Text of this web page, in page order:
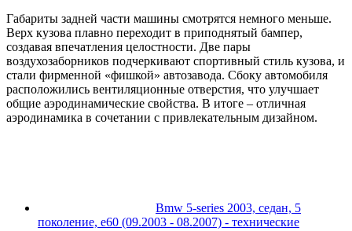
Габариты задней части машины смотрятся немного меньше.
Верх кузова плавно переходит в приподнятый бампер,
создавая впечатления целостности. Две пары
воздухозаборников подчеркивают спортивный стиль кузова, и
стали фирменной «фишкой» автозавода. Сбоку автомобиля
расположились вентиляционные отверстия, что улучшает
общие аэродинамические свойства. В итоге – отличная
аэродинамика в сочетании с привлекательным дизайном.
Bmw 5-series 2003, седан, 5
поколение, e60 (09.2003 - 08.2007) - технические